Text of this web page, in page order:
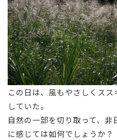
この日は、風もやさしくスス
していた。
自然の一部を切り取って、
に感じては如何でしょうか？